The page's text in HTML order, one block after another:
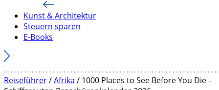
Kunst & Architektur
Steuern sparen
E-Books
Reiseführer/Afrika / 1000 Places to See Before You Die –